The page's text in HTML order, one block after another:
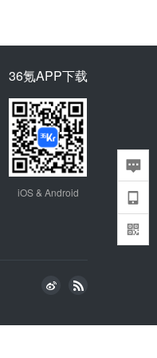
36氪APP下载
iOS & Android